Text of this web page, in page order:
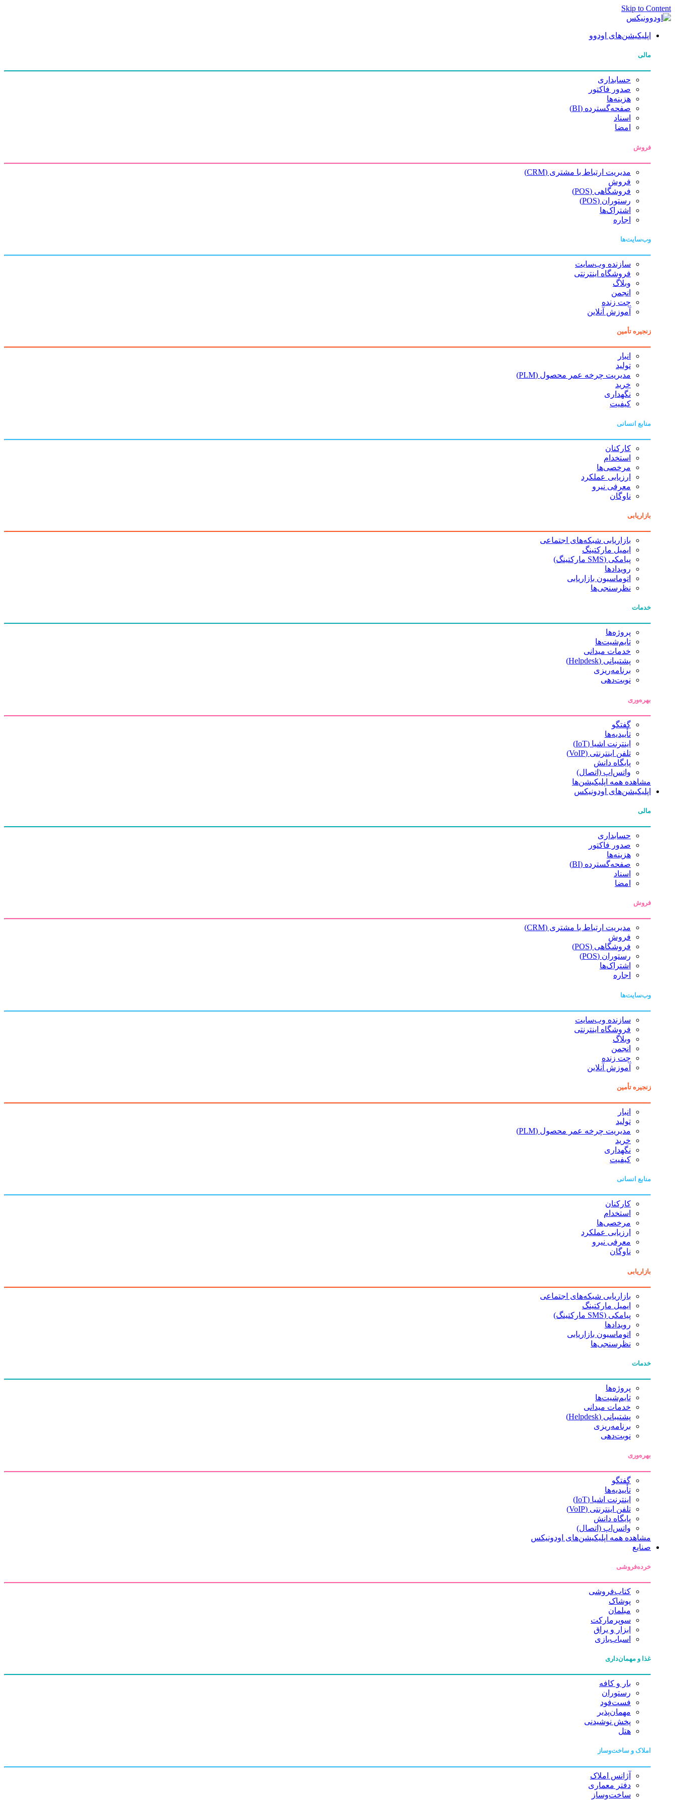
Skip to Content
اپلیکیشن‌های اودوو
مالی
حسابداری
صدور فاکتور
هزینه‌ها
صفحه‌گسترده (BI)
اسناد
امضا
فروش
مدیریت ارتباط با مشتری (CRM)
فروش
فروشگاهی (POS)
رستوران (POS)
اشتراک‌ها
اجاره
وب‌سایت‌ها
سازنده وب‌سایت
فروشگاه اینترنتی
وبلاگ
انجمن
چت زنده
آموزش آنلاین
زنجیره تأمین
انبار
تولید
مدیریت چرخه عمر محصول (PLM)
خرید
نگهداری
کیفیت
منابع انسانی
کارکنان
استخدام
مرخصی‌ها
ارزیابی عملکرد
معرفی نیرو
ناوگان
بازاریابی
بازاریابی شبکه‌های اجتماعی
ایمیل مارکتینگ
پیامکی (SMS مارکتینگ)
رویدادها
اتوماسیون بازاریابی
نظرسنجی‌ها
خدمات
پروژه‌ها
تایم‌شیت‌ها
خدمات میدانی
پشتیبانی (Helpdesk)
برنامه‌ریزی
نوبت‌دهی
بهره‌وری
گفتگو
تأییدیه‌ها
اینترنت اشیا (IoT)
تلفن اینترنتی (VoIP)
پایگاه دانش
واتس‌اپ (اتصال)
مشاهده همه اپلیکیشن‌ها
اپلیکیشن‌های اودونیکس
مالی
حسابداری
صدور فاکتور
هزینه‌ها
صفحه‌گسترده (BI)
اسناد
امضا
فروش
مدیریت ارتباط با مشتری (CRM)
فروش
فروشگاهی (POS)
رستوران (POS)
اشتراک‌ها
اجاره
وب‌سایت‌ها
سازنده وب‌سایت
فروشگاه اینترنتی
وبلاگ
انجمن
چت زنده
آموزش آنلاین
زنجیره تأمین
انبار
تولید
مدیریت چرخه عمر محصول (PLM)
خرید
نگهداری
کیفیت
منابع انسانی
کارکنان
استخدام
مرخصی‌ها
ارزیابی عملکرد
معرفی نیرو
ناوگان
بازاریابی
بازاریابی شبکه‌های اجتماعی
ایمیل مارکتینگ
پیامکی (SMS مارکتینگ)
رویدادها
اتوماسیون بازاریابی
نظرسنجی‌ها
خدمات
پروژه‌ها
تایم‌شیت‌ها
خدمات میدانی
پشتیبانی (Helpdesk)
برنامه‌ریزی
نوبت‌دهی
بهره‌وری
گفتگو
تأییدیه‌ها
اینترنت اشیا (IoT)
تلفن اینترنتی (VoIP)
پایگاه دانش
واتس‌اپ (اتصال)
مشاهده همه اپلیکیشن‌های اودونیکس
صنایع
خرده‌فروشی
کتاب‌فروشی
پوشاک
مبلمان
سوپرمارکت
ابزار و یراق
اسباب‌بازی
غذا و مهمان‌داری
بار و کافه
رستوران
فست‌فود
مهمان‌پذیر
پخش نوشیدنی
هتل
املاک و ساخت‌وساز
آژانس املاک
دفتر معماری
ساخت‌وساز